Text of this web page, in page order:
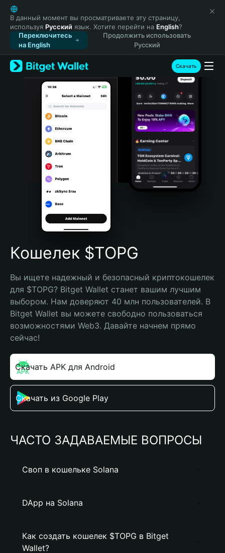
English
日本語
Tiếng Việt
Русский
Español (Latinoamérica)
Türkçe
Italiano
Português (Portugal)
Bahasa Indonesia
Português (Brasil)
Español (Argentina)
В данный момент вы просматриваете эту страницу,
используя Русский язык. Хотите перейти на English?
Переключитесь
на English
Продолжить использовать
Русский
Скачать
Кошелек $TOPG
Вы ищете надежный и безопасный криптокошелек
для $TOPG? Bitget Wallet станет вашим лучшим
выбором. Нам доверяют 40 млн пользователей. В
Bitget Wallet вы можете свободно пользоваться
возможностями Web3. Давайте начнем прямо
сейчас!
Скачать APK для Android
Скачать из Google Play
ЧАСТО ЗАДАВАЕМЫЕ ВОПРОСЫ
Своп в кошельке Solana
DApp на Solana
Как создать кошелек $TOPG в Bitget
Wallet?